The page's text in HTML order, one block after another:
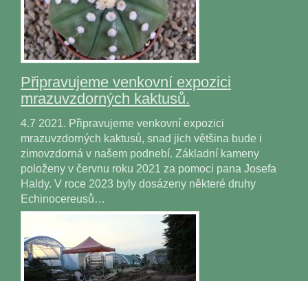
Připravujeme venkovní expozici
mrazuvzdorných kaktusů.
4.7 2021. Připravujeme venkovní expozici
mrazuvzdorných kaktusů, snad jich většina bude i
zimovzdorná v našem podnebí. Základní kameny
položeny v červnu roku 2021 za pomoci pana Josefa
Haldy. V roce 2023 byly dosázeny některé druhy
Echinocereusů…